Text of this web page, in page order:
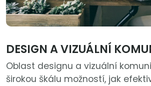
DESIGN A VIZUÁLNÍ
Oblast designu a vizuální
širokou škálu možností, jak